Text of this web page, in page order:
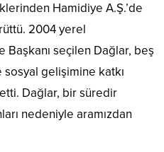
Hamidiye A.Ş.’de
2004 yerel
seçilen Dağlar, beş
sosyal gelişimine katkı
Dağlar, bir süredir
nedeniyle aramızdan